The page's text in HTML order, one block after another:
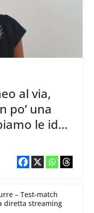
al via,
po’ una
le idee
fare”
– Test-match
diretta streaming